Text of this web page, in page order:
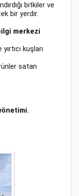
bitkiler ve
bir yerdir.
merkezi
kuşları
satan